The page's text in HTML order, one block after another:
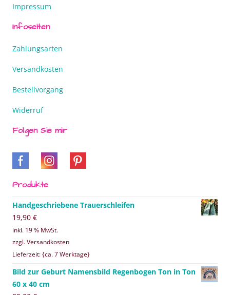
Impressum
Infoseiten
Zahlungsarten
Versandkosten
Bestellvorgang
Widerruf
Folgen Sie mir
Produkte
Handgeschriebene Trauerschleifen
19,90 €
inkl. 19 % MwSt.
zzgl. Versandkosten
Lieferzeit: {ca. 7 Werktage}
Bild zur Geburt Namensbild Regenbogen Ton in Ton
60 x 40 cm